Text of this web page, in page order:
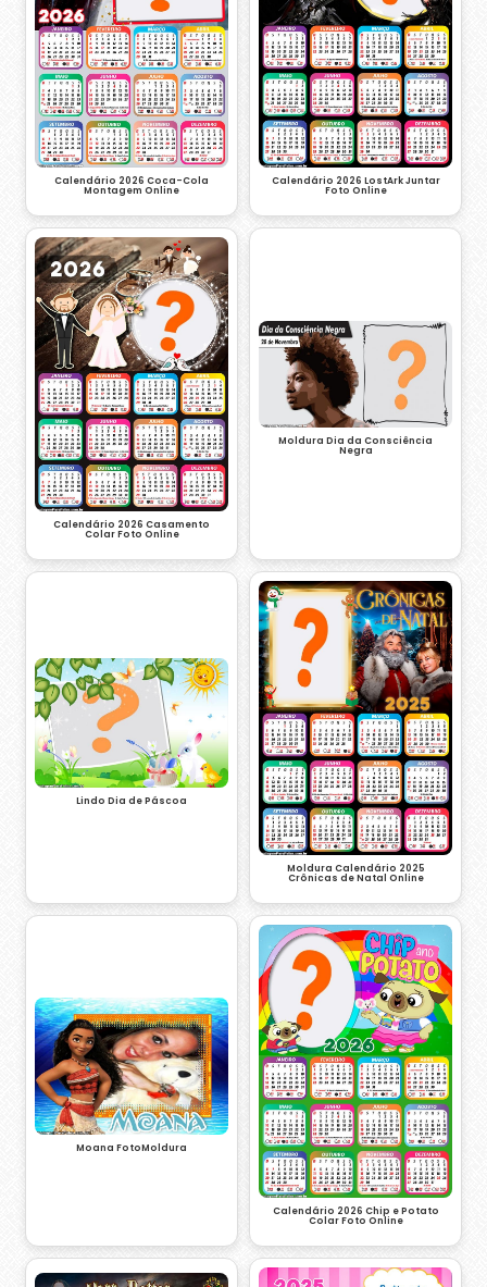
Calendário 2026 Coca-Cola
Montagem Online
Calendário 2026 LostArk Juntar
Foto Online
Calendário 2026 Casamento
Colar Foto Online
Moldura Dia da Consciência
Negra
Lindo Dia de Páscoa
Moldura Calendário 2025
Crônicas de Natal Online
Moana FotoMoldura
Calendário 2026 Chip e Potato
Colar Foto Online